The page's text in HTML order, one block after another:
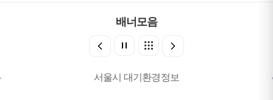
배너모음
서울시 대기환경정보